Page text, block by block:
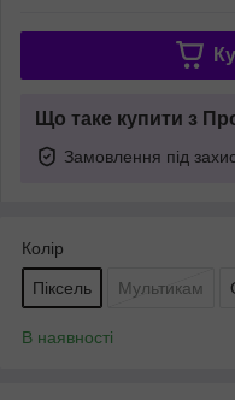
Що таке купити з
Замовлення під
Колір
Піксель Мультикам
В наявності